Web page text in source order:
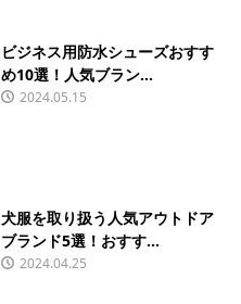
ビジネス用防水シューズおすす
め10選！人気ブラン...
2024.05.15
犬服を取り扱う人気アウトドア
ブランド5選！おすす...
2024.04.25